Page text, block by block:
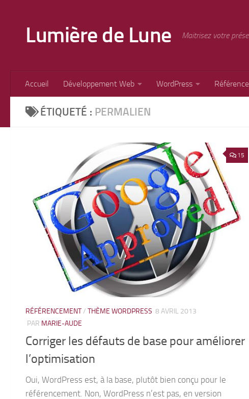
Lumière de Lune Maitrisez votre
Accueil Développement Web WordPress
ÉTIQUETÉ : PERMALIEN
15
RÉFÉRENCEMENT/ THÈME WORDPRESS 8 AVRIL 2013
PAR MARIE-AUDE
Corriger les défauts de base pour améliorer
l’optimisation
Oui, WordPress est, à la base, plutôt bien conçu pour le
référencement. Non, WordPress n’est pas, en version